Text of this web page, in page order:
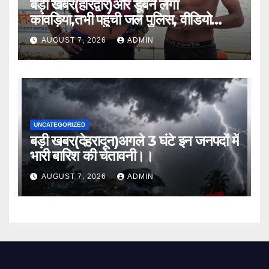
बड़ी खबर(हरिद्वार)और डूबने लगा
कांवड़िया,तभी पहुंची जल पुलिस, वीडियो
वायरल।।
AUGUST 7, 2026 ADMIN
UNCATEGORIZED
बड़ी खबर(देहरादून)अगले 3 घंटे इन जनपदों में
भारी बारिश की चेतावनी।।
AUGUST 7, 2026 ADMIN